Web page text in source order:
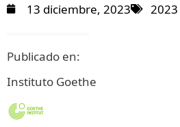
13 diciembre, 2023 2023
Publicado en:
Instituto Goethe